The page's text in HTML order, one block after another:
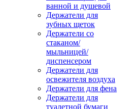
ванной и душевой
Держатели для
зубных щеток
Держатели со
стаканом/
мыльницей/
диспенсером
Держатели для
освежителя воздуха
Держатели для фена
Держатели для
туалетной бумаги